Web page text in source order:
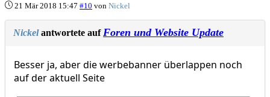
21 Mär 2018 15:47 #10 von Nickel
Nickelantwortete aufForen und Website Update
Besser ja, aber die werbebanner überlappen noch
auf der aktuell Seite